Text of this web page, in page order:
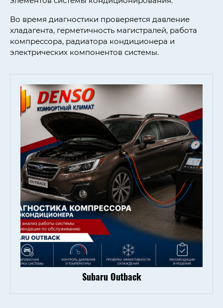
Во время диагностики проверяется давление
хладагента, герметичность магистралей, работа
компрессора, радиатора кондиционера и
электрических компонентов системы.
Subaru Outback